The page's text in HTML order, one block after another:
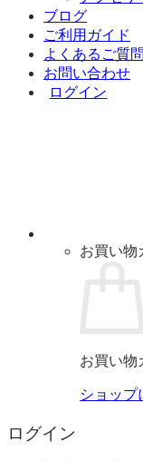
ブログ
ご利用ガイド
よくあるご質問
お問い合わせ
ログイン
お買い物
お買い物
ショップ
ログイン